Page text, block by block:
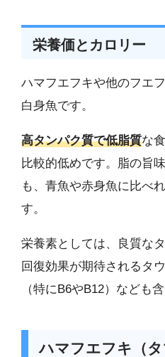
栄養価とカロリー
ハマフエフキや他のフエ
白身魚です。
高タンパク質で低脂質な
比較的低めです。脂の旨
も、青魚や赤身魚に比べ
す。
栄養素としては、良質な
回復効果が期待されるタ
（特にB6やB12）なども
ハマフエフキ（